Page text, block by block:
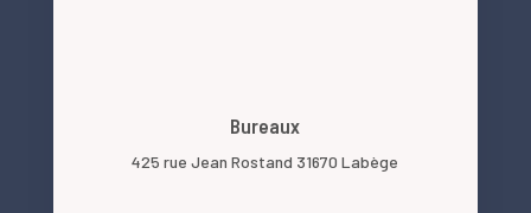
Bureaux
425 rue Jean Rostand 31670 Labège